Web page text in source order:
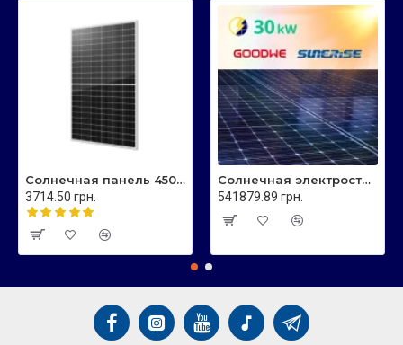
Солнечная панель 450 Вт Sunerise JC450-108M N-тип, двухсторонняя
3714.50 грн.
Солнечная электростанция - 30 кВт - сетевая JC585 Sunerise
541879.89 грн.